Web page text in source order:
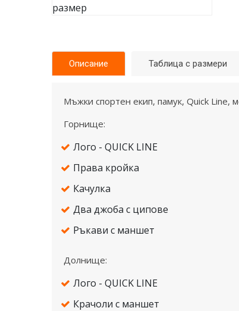
Описание Таблица с размери
Mъжки спортен екип, памук, Quick
Горнище:
Лого - QUICK LINE
Права кройка
Качулка
Два джоба с ципове
Ръкави с маншет
Долнище:
Лого - QUICK LINE
Крачоли с маншет